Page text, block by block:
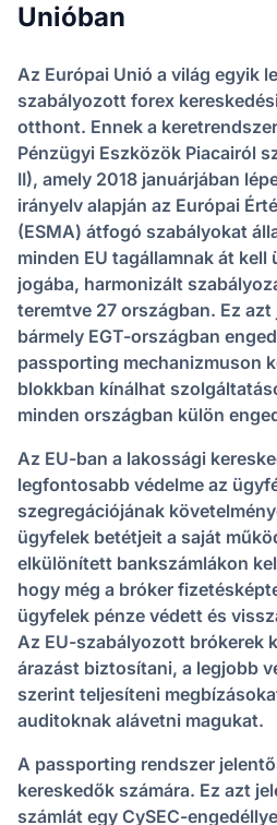
Unióban
Az Európai Unió a világ egyik
szabályozott forex
otthont. Ennek a
Pénzügyi Eszközök Piacairól
II), amely 2018 januárjában
irányelv alapján az Európai
(ESMA) átfogó szabályokat
minden EU tagállamnak át kell
jogába, harmonizált
teremtve 27 országban. Ez
bármely EGT-országban
passporting mechanizmuson
blokkban kínálhat
minden országban külön
Az EU-ban a lakossági
legfontosabb védelme az
szegregációjának
ügyfelek betétjeit a saját
elkülönített bankszámlákon
hogy még a bróker
ügyfelek pénze védett és
Az EU-szabályozott brókerek
árazást biztosítani, a legjobb
szerint teljesíteni
auditoknak alávetni magukat.
A passporting rendszer
kereskedők számára. Ez azt
számlát egy CySEC-